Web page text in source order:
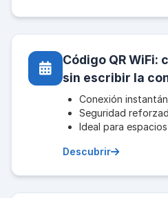
Código QR WiFi:
sin escribir la
Conexión
Seguridad
Ideal para
Descubrir